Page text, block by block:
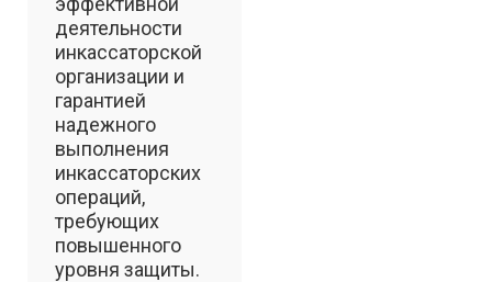
деятельности
инкассаторской
организации и
гарантией
надежного
выполнения
инкассаторских
операций,
требующих
повышенного
уровня защиты.